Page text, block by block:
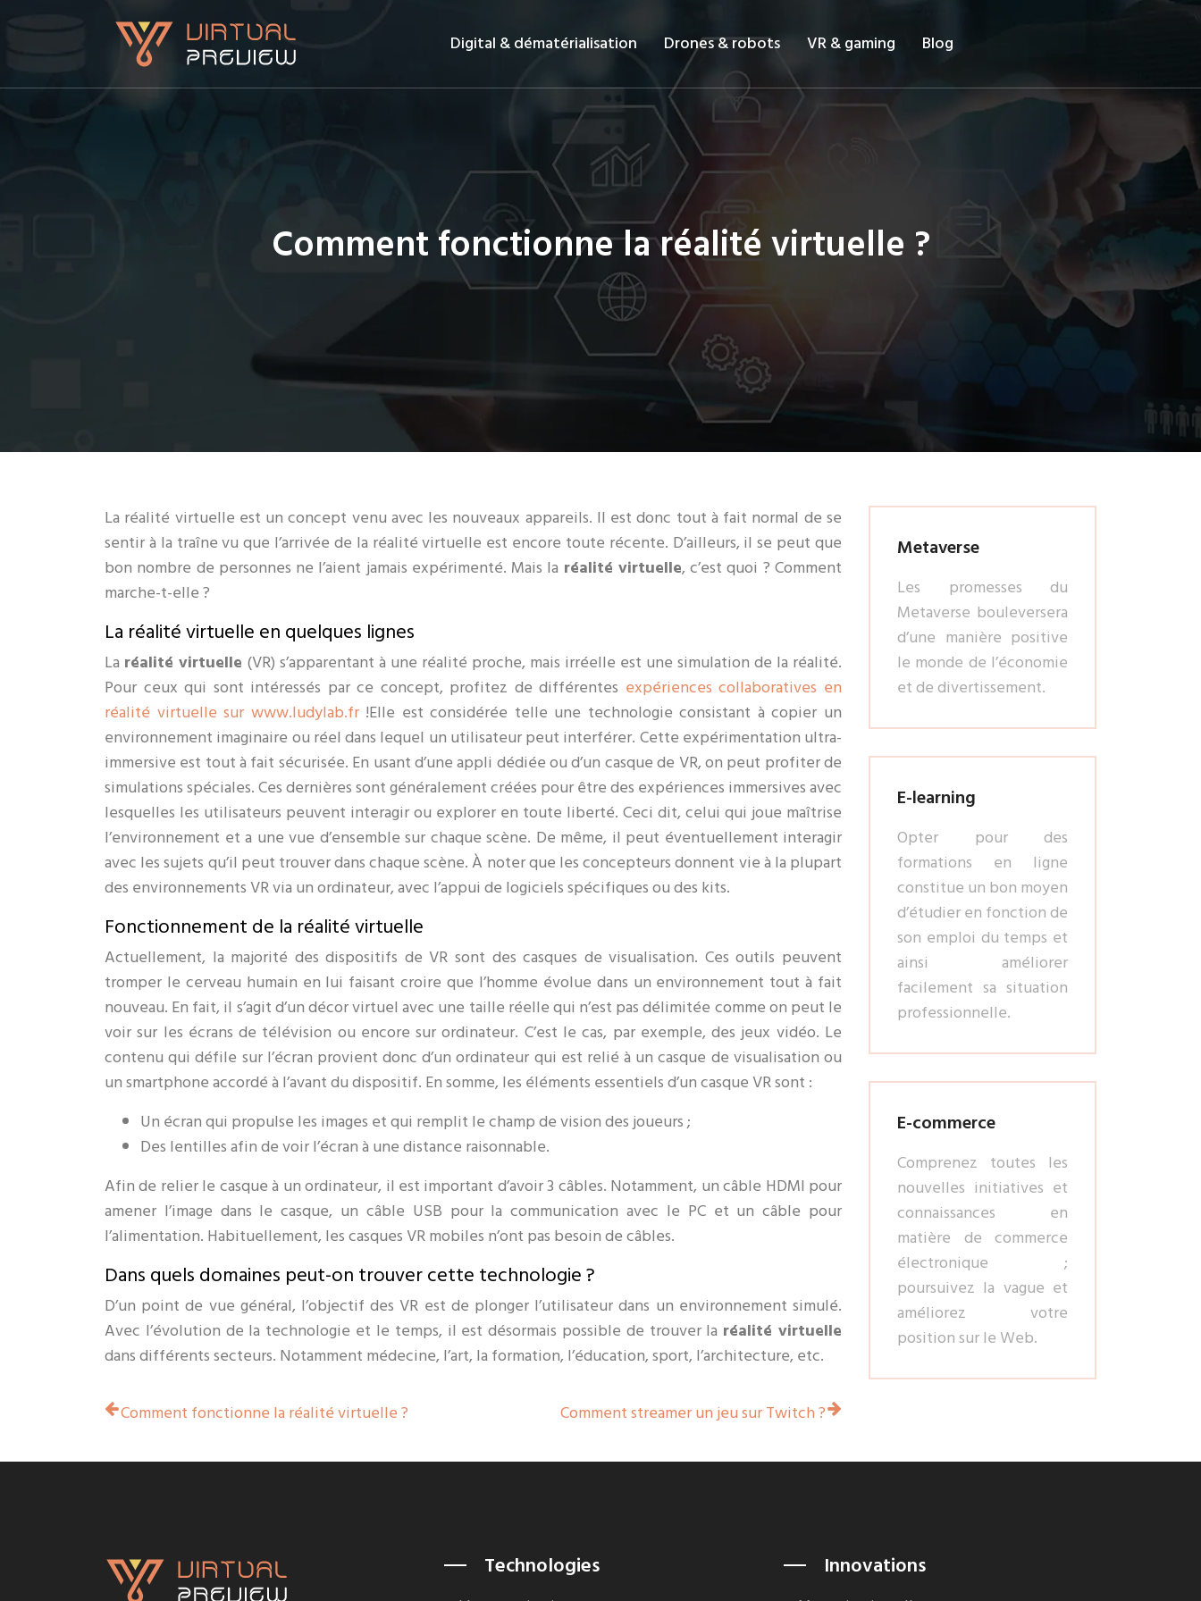
Digital & dématérialisation Drones & robots VR & gaming Blog
Comment fonctionne la réalité virtuelle ?
La réalité virtuelle est un concept venu avec les nouveaux appareils. Il est donc tout à fait normal de se
sentir à la traîne vu que l’arrivée de la réalité virtuelle est encore toute récente. D’ailleurs, il se peut que
bon nombre de personnes ne l’aient jamais expérimenté. Mais la réalité virtuelle, c’est quoi ? Comment
marche-t-elle ?
La réalité virtuelle en quelques lignes
La réalité virtuelle (VR) s’apparentant à une réalité proche, mais irréelle est une simulation de la réalité.
Pour ceux qui sont intéressés par ce concept, profitez de différentes expériences collaboratives en
réalité virtuelle sur www.ludylab.fr!Elle est considérée telle une technologie consistant à copier un
environnement imaginaire ou réel dans lequel un utilisateur peut interférer. Cette expérimentation ultra-
immersive est tout à fait sécurisée. En usant d’une appli dédiée ou d’un casque de VR, on peut profiter de
simulations spéciales. Ces dernières sont généralement créées pour être des expériences immersives avec
lesquelles les utilisateurs peuvent interagir ou explorer en toute liberté. Ceci dit, celui qui joue maîtrise
l’environnement et a une vue d’ensemble sur chaque scène. De même, il peut éventuellement interagir
avec les sujets qu’il peut trouver dans chaque scène. À noter que les concepteurs donnent vie à la plupart
des environnements VR via un ordinateur, avec l’appui de logiciels spécifiques ou des kits.
Fonctionnement de la réalité virtuelle
Actuellement, la majorité des dispositifs de VR sont des casques de visualisation. Ces outils peuvent
tromper le cerveau humain en lui faisant croire que l’homme évolue dans un environnement tout à fait
nouveau. En fait, il s’agit d’un décor virtuel avec une taille réelle qui n’est pas délimitée comme on peut le
voir sur les écrans de télévision ou encore sur ordinateur. C’est le cas, par exemple, des jeux vidéo. Le
contenu qui défile sur l’écran provient donc d’un ordinateur qui est relié à un casque de visualisation ou
un smartphone accordé à l’avant du dispositif. En somme, les éléments essentiels d’un casque VR sont :
Un écran qui propulse les images et qui remplit le champ de vision des joueurs ;
Des lentilles afin de voir l’écran à une distance raisonnable.
Afin de relier le casque à un ordinateur, il est important d’avoir 3 câbles. Notamment, un câble HDMI pour
amener l’image dans le casque, un câble USB pour la communication avec le PC et un câble pour
l’alimentation. Habituellement, les casques VR mobiles n’ont pas besoin de câbles.
Dans quels domaines peut-on trouver cette technologie ?
D’un point de vue général, l’objectif des VR est de plonger l’utilisateur dans un environnement simulé.
Avec l’évolution de la technologie et le temps, il est désormais possible de trouver la réalité virtuelle
dans différents secteurs. Notamment médecine, l’art, la formation, l’éducation, sport, l’architecture, etc.
Comment fonctionne la réalité virtuelle ? Comment streamer un jeu sur Twitch ?
Metaverse
Les promesses du
Metaverse bouleversera
d’une manière positive
le monde de l’économie
et de divertissement.
E-learning
Opter pour des
formations en ligne
constitue un bon moyen
d’étudier en fonction de
son emploi du temps et
ainsi améliorer
facilement sa situation
professionnelle.
E-commerce
Comprenez toutes les
nouvelles initiatives et
connaissances en
matière de commerce
électronique ;
poursuivez la vague et
améliorez votre
position sur le Web.
Technologies Innovations